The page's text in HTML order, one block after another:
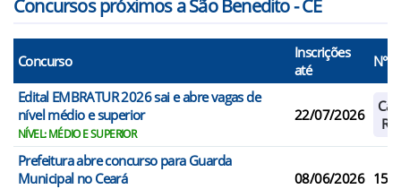
Concursos próximos a São Benedito - CE
Concurso
Inscrições
até
N°
Edital EMBRATUR 2026 sai e abre vagas de
nível médio e superior
NÍVEL: MÉDIO E SUPERIOR
22/07/2026
Prefeitura abre concurso para Guarda
Municipal no Ceará
08/06/2026 15